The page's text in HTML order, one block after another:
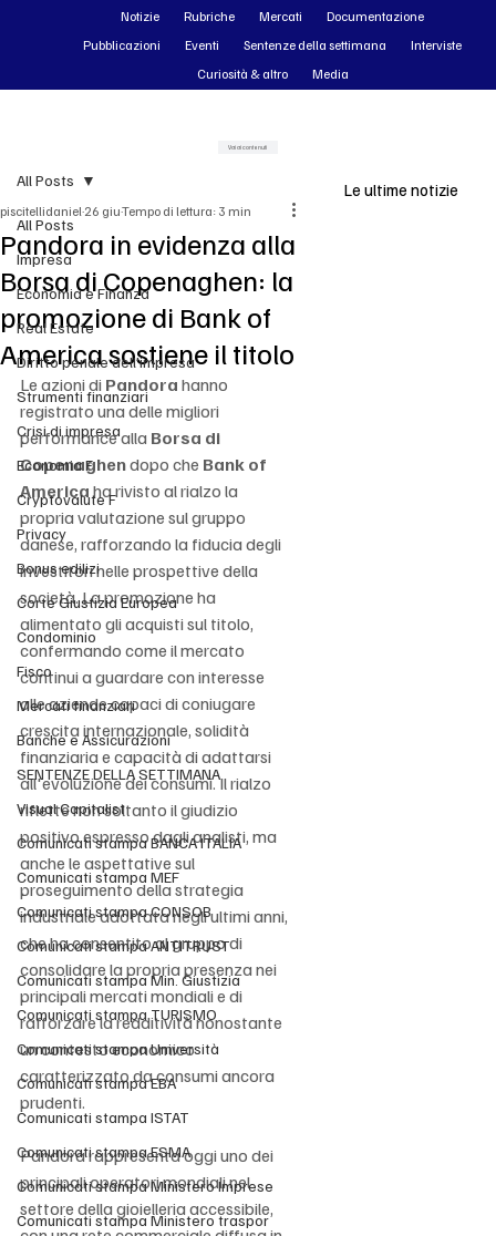
All Posts
Impresa
Economia e Finanza
Real Estate
Diritto penale dell'impresa
Strumenti finanziari
Crisi di impresa
Economia F
Cryptovalute F
Privacy
Bonus edilizi
Corte Giustizia Europea
Condominio
Fisco
Mercati finanziari
Banche e Assicurazioni
SENTENZE DELLA SETTIMANA
Visual Capitalist
Comunicati stampa BANCA ITALIA
Comunicati stampa MEF
Comunicati stampa CONSOB
Comunicati stampa ANTITRUST
Comunicati stampa Min. Giustizia
Comunicati stampa TURISMO
Comunicati stampa Università
Comunicati stampa EBA
Comunicati stampa ISTAT
Comunicati stampa ESMA
Comunicati stampa Ministero Imprese
Comunicati stampa Ministero traspor
All Posts
Pandora in evidenza alla
Borsa di Copenaghen: la
promozione di Bank of
America sostiene il titolo
piscitellidaniel 26 giuTempo di lettura: 3 min
Le azioni di Pandora hanno
registrato una delle migliori
performance alla Borsa di
Copenaghen dopo che Bank of
America ha rivisto al rialzo la
propria valutazione sul gruppo
danese, rafforzando la fiducia degli
investitori nelle prospettive della
società. La promozione ha
alimentato gli acquisti sul titolo,
confermando come il mercato
continui a guardare con interesse
alle aziende capaci di coniugare
crescita internazionale, solidità
finanziaria e capacità di adattarsi
all'evoluzione dei consumi. Il rialzo
riflette non soltanto il giudizio
positivo espresso dagli analisti, ma
anche le aspettative sul
proseguimento della strategia
industriale adottata negli ultimi anni,
che ha consentito al gruppo di
consolidare la propria presenza nei
principali mercati mondiali e di
rafforzare la redditività nonostante
un contesto economico
caratterizzato da consumi ancora
prudenti.
Pandora rappresenta oggi uno dei
principali operatori mondiali nel
settore della gioielleria accessibile,
Le ultime notizie
Notizie Rubriche Mercati
Documentazione
Pubblicazioni
Eventi Sentenze della settimana
Interviste
Curiosità & altro
Media
Vai ai contenuti